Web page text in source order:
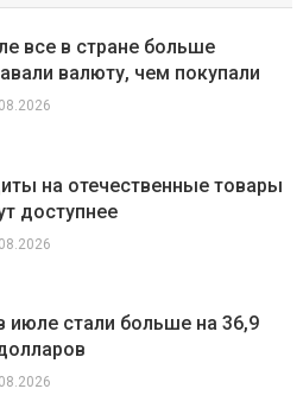
все в стране больше
валюту, чем покупали
на отечественные товары
доступнее
июле стали больше на 36,9